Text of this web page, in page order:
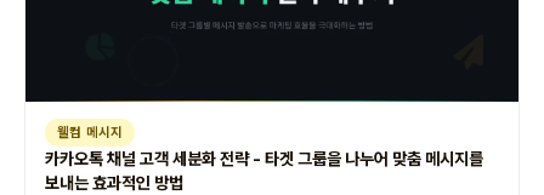
웰컴 메시지
카카오톡 채널 고객 세분화 전략 - 타겟 그룹을 나누어 맞춤 메시지를
보내는 효과적인 방법